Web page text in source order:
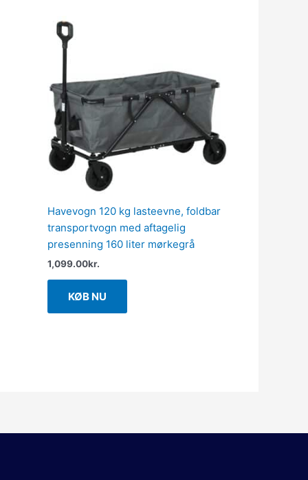
Havevogn 120 kg lasteevne, foldbar
transportvogn med aftagelig
presenning 160 liter mørkegrå
1,099.00kr.
KØB NU